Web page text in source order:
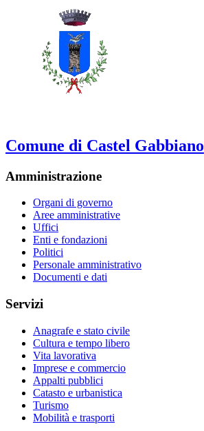
Comune di Castel Gabbiano
Amministrazione
Organi di governo
Aree amministrative
Uffici
Enti e fondazioni
Politici
Personale amministrativo
Documenti e dati
Servizi
Anagrafe e stato civile
Cultura e tempo libero
Vita lavorativa
Imprese e commercio
Appalti pubblici
Catasto e urbanistica
Turismo
Mobilità e trasporti